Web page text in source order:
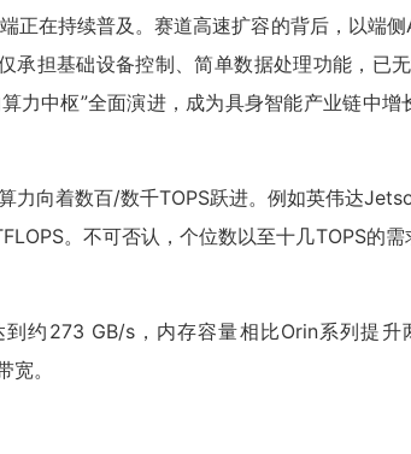
在持续普及。赛道高速扩容的背后，以端
担基础设备控制、简单数据处理功能，已
力中枢”全面演进，成为具身智能产业链中
向着数百/数千TOPS跃进。例如英伟达
。不可否认，个位数以至十几TOPS的
约273 GB/s，内存容量相比Orin系列提升
。